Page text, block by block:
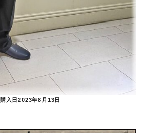
購入日2023年8月13日